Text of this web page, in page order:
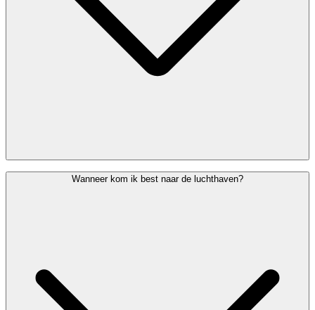
Als je een pacemaker, prothese, of ander medisch implantaat hebt,
Wanneer kom ik best naar de luchthaven?